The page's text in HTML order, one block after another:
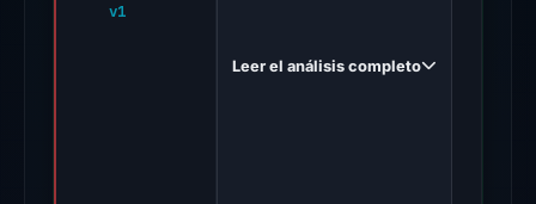
v1
nine.vercel.app
Leer el análisis completo